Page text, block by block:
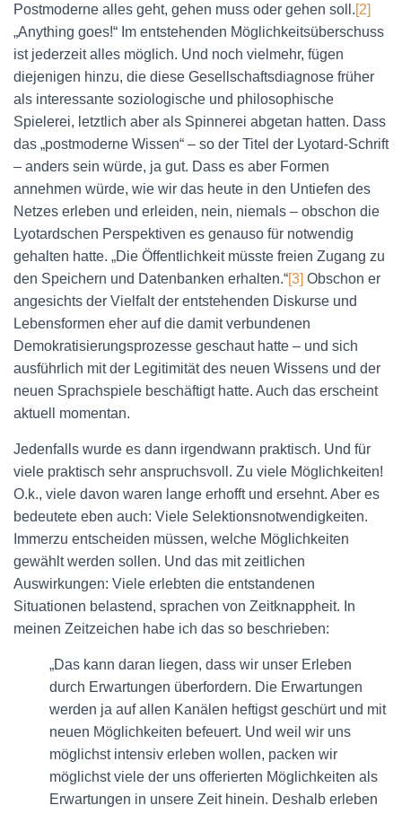
Postmoderne alles geht, gehen muss oder gehen soll.[2]
„Anything goes!“ Im entstehenden Möglichkeitsüberschuss
ist jederzeit alles möglich. Und noch vielmehr, fügen
diejenigen hinzu, die diese Gesellschaftsdiagnose früher
als interessante soziologische und philosophische
Spielerei, letztlich aber als Spinnerei abgetan hatten. Dass
das „postmoderne Wissen“ – so der Titel der Lyotard-Schrift
– anders sein würde, ja gut. Dass es aber Formen
annehmen würde, wie wir das heute in den Untiefen des
Netzes erleben und erleiden, nein, niemals – obschon die
Lyotardschen Perspektiven es genauso für notwendig
gehalten hatte. „Die Öffentlichkeit müsste freien Zugang zu
den Speichern und Datenbanken erhalten.“[3] Obschon er
angesichts der Vielfalt der entstehenden Diskurse und
Lebensformen eher auf die damit verbundenen
Demokratisierungsprozesse geschaut hatte – und sich
ausführlich mit der Legitimität des neuen Wissens und der
neuen Sprachspiele beschäftigt hatte. Auch das erscheint
aktuell momentan.
Jedenfalls wurde es dann irgendwann praktisch. Und für
viele praktisch sehr anspruchsvoll. Zu viele Möglichkeiten!
O.k., viele davon waren lange erhofft und ersehnt. Aber es
bedeutete eben auch: Viele Selektionsnotwendigkeiten.
Immerzu entscheiden müssen, welche Möglichkeiten
gewählt werden sollen. Und das mit zeitlichen
Auswirkungen: Viele erlebten die entstandenen
Situationen belastend, sprachen von Zeitknappheit. In
meinen Zeitzeichen habe ich das so beschrieben:
„Das kann daran liegen, dass wir unser Erleben
durch Erwartungen überfordern. Die Erwartungen
werden ja auf allen Kanälen heftigst geschürt und mit
neuen Möglichkeiten befeuert. Und weil wir uns
möglichst intensiv erleben wollen, packen wir
möglichst viele der uns offerierten Möglichkeiten als
Erwartungen in unsere Zeit hinein. Deshalb erleben